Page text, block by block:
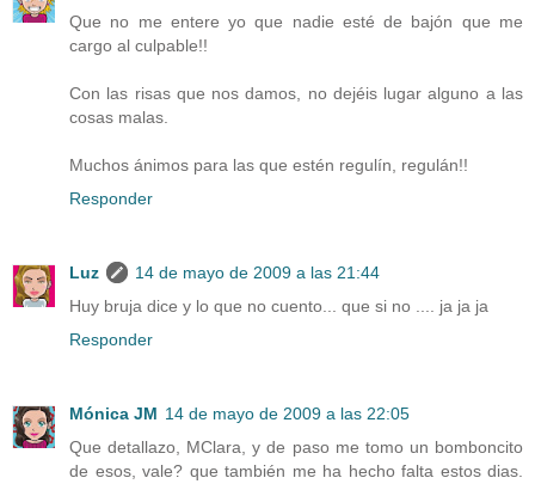
Que no me entere yo que nadie esté de bajón que me
cargo al culpable!!
Con las risas que nos damos, no dejéis lugar alguno a las
cosas malas.
Muchos ánimos para las que estén regulín, regulán!!
Responder
Luz
14 de mayo de 2009 a las 21:44
Huy bruja dice y lo que no cuento... que si no .... ja ja ja
Responder
Mónica JM 14 de mayo de 2009 a las 22:05
Que detallazo, MClara, y de paso me tomo un bomboncito
de esos, vale? que también me ha hecho falta estos dias.